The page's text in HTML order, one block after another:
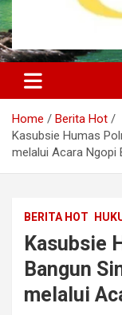
Kembar
Home
Berita Hot
Kasubsie Humas
melalui Acara Ngopi
BERITA HOT
Kasubsie
Bangun
melalui